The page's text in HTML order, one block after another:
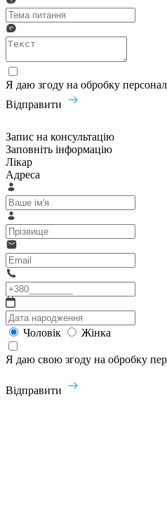
Я даю згоду на обробку
Відправити
Запис на консультацію
Заповніть інформацію
Лікар
Адреса
Чоловік Жінка
Я даю свою згоду на обробку
Відправити